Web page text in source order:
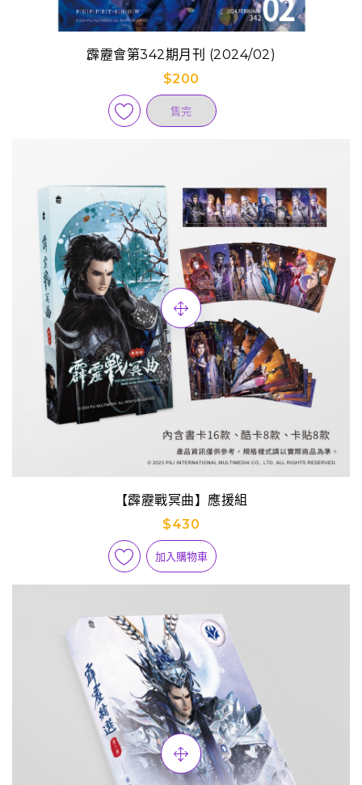
霹靂會第342期月刊 (2024/02)
$200
售完
【霹靂戰冥曲】應援組
$430
加入購物車